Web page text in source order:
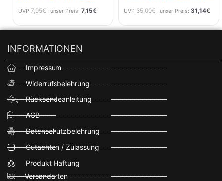
21- 5 Pak Schwarz
UVP 7,95€ unser Preis: 7,15€ UVP 35,00€ unser Preis: 31,14€
INFORMATIONEN
Impressum
Widerrufsbelehrung
Rücksendeanleitung
AGB
Datenschutzbelehrung
Gutachten / Zulassung
Produkt Haftung
Versandarten